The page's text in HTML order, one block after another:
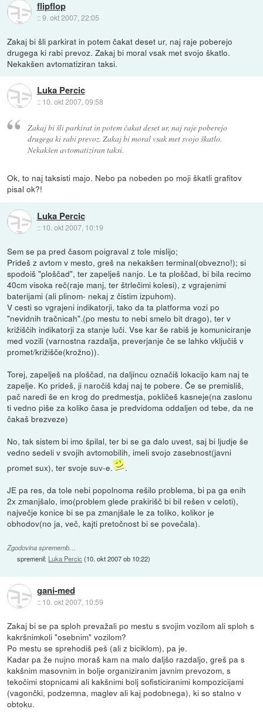
flipflop
::9. okt 2007, 22:05
Zakaj bi šli parkirat in potem čakat deset ur, naj raje poberejo
drugega ki rabi prevoz. Zakaj bi moral vsak met svojo škatlo.
Nekakšen avtomatiziran taksi.
Luka Percic
:: 10. okt 2007, 09:58
Zakaj bi šli parkirat in potem čakat deset ur, naj raje poberejo
drugega ki rabi prevoz. Zakaj bi moral vsak met svojo škatlo.
Nekakšen avtomatiziran taksi.
Ok, to naj taksisti majo. Nebo pa nobeden po moji škatli grafitov
pisal ok?!
Luka Percic
:: 10. okt 2007, 10:19
Sem se pa pred časom poigraval z tole mislijo;
Prideš z avtom v mesto, greš na nekakšen terminal(obvezno!); si
spodoiš "ploščad", ter zapelješ nanjo. Le ta ploščad, bi bila recimo
40cm visoka reč(raje manj, ter štrlečimi kolesi), z vgrajenimi
baterijami (ali plinom- nekaj z čistim izpuhom).
V cesti so vgrajeni indikatorji, tako da ta platforma vozi po
"nevidnih tračnicah".(po mestu to nebi smelo bit drago), ter v
križiščih indikatorji za stanje luči. Vse kar še rabiš je komuniciranje
med vozili (varnostna razdalja, preverjanje če se lahko vključiš v
promet/križišče(krožno)).
Torej, zapelješ na ploščad, na daljincu označiš lokacijo kam naj te
zapelje. Ko prideš, ji naročiš kdaj naj te pobere. Če se premisliš,
pač naredi še en krog do predmestja, pokličeš kasneje(na zaslonu
ti vedno piše za koliko časa je predvidoma oddaljen od tebe, da ne
čakaš brezveze)
No, tak sistem bi imo špilal, ter bi se ga dalo uvest, saj bi ljudje še
vedno sedeli v svojih avtomobilih, imeli svojo zasebnost(javni
promet sux), ter svoje suv-e.
.
JE pa res, da tole nebi popolnoma rešilo problema, bi pa ga enih
2x zmanjšalo, imo(problem glede prakirišč bi bil rešen v celoti),
največje konice bi se pa zmanjšale le za toliko, kolikor je
obhodov(no ja, več, kajti pretočnost bi se povečala).
Zgodovina sprememb…
spremenil: Luka Percic (10. okt 2007 ob 10:22)
gani-med
:: 10. okt 2007, 10:59
Zakaj bi se pa sploh prevažali po mestu s svojim vozilom ali sploh s
kakršnimkoli "osebnim" vozilom?
Po mestu se sprehodiš peš (ali z biciklom), pa je.
Kadar pa že nujno moraš kam na malo daljšo razdaljo, greš pa s
kakšnim masovnim in bolje organiziranim javnim prevozom, s
tekočimi stopnicami ali kakšnimi bolj sofisticiranimi kompozicijami
(vagončki, podzemna, maglev ali kaj podobnega), ki so stalno v
obtoku.